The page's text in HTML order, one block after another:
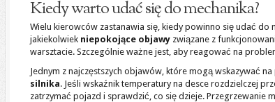
Kiedy warto udać się do mechanika?
Wielu kierowców zastanawia się, kiedy powinno się udać
jakiekolwiek niepokojące objawy związane z
warsztacie. Szczególnie ważne jest, aby reagować na
Jednym z najczęstszych objawów, które mogą wskazywać
silnika. Jeśli wskaźnik temperatury na desce rozdzielczej
zatrzymać pojazd i sprawdzić, co się dzieje. Przegrzewanie